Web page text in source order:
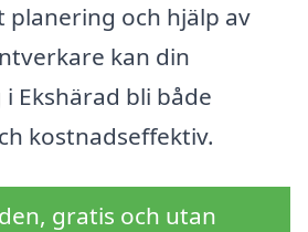
planering och hjälp av
kan din
Ekshärad bli både
kostnadseffektiv.
gratis och utan